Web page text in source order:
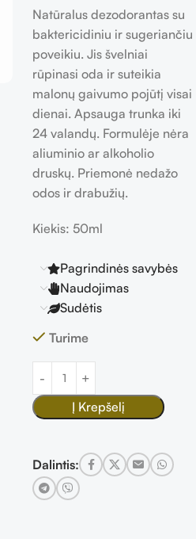
Natūralus dezodorantas su
baktericidiniu ir sugeriančiu
poveikiu. Jis švelniai
rūpinasi oda ir suteikia
malonų gaivumo pojūtį visai
dienai. Apsauga trunka iki
24 valandų. Formulėje nėra
aliuminio ar alkoholio
druskų. Priemonė nedažo
odos ir drabužių.
Kiekis: 50ml
Pagrindinės savybės
Naudojimas
Sudėtis
Turime
Į Krepšelį
Dalintis: